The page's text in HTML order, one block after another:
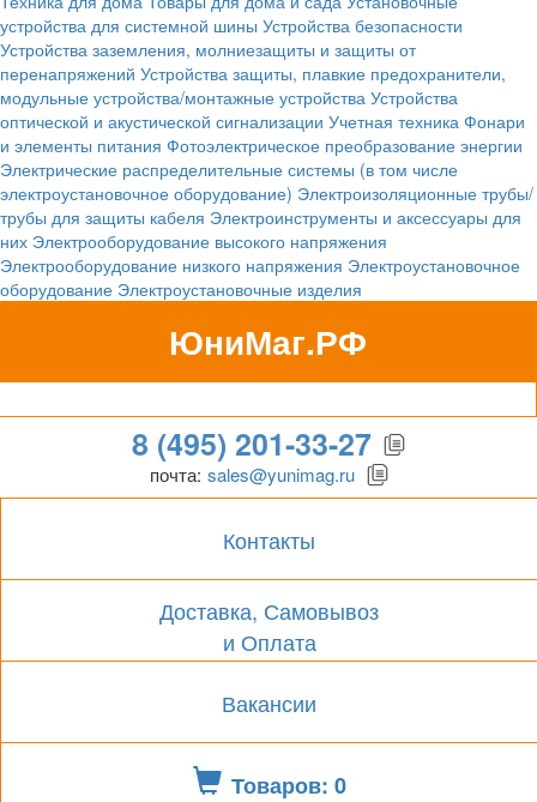
устройства для системной шины Устройства безопасности
Устройства заземления, молниезащиты и защиты от
перенапряжений Устройства защиты, плавкие предохранители,
модульные устройства/монтажные устройства Устройства
оптической и акустической сигнализации Учетная техника Фонари
и элементы питания Фотоэлектрическое преобразование энергии
Электрические распределительные системы (в том числе
электроустановочное оборудование) Электроизоляционные трубы/
трубы для защиты кабеля Электроинструменты и аксессуары для
них Электрооборудование высокого напряжения
Электрооборудование низкого напряжения Электроустановочное
оборудование Электроустановочные изделия
ЮниМаг.РФ
Гипермаркет для бизнеса
8 (495) 201-33-27
почта: sales@yunimag.ru
Контакты
Доставка, Самовывоз
и Оплата
Вакансии
Товаров: 0